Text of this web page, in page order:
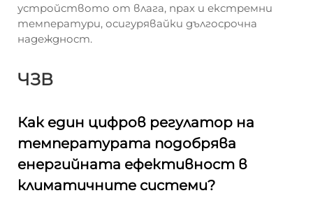
устройството от влага, прах и екстремни
температури, осигурявайки дългосрочна
надеждност.
ЧЗВ
Как един цифров регулатор на
температурата подобрява
енергийната ефективност в
климатичните системи?